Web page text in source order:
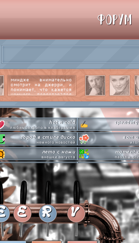
миндже внимательно
смотрит на джерри, и
понимает, что кажется
немного перестарался
далее
hot n cold
любимое фото в клабграмме
город в стиле диско
немного новостей
вот
лето с нами
внешки августа
moment
паззлы
pen-pineapple-apple-pen!
шлакоблокунь заказывали?
сделай это
everyone's a star
покупаем звезды
time goes by
private emotion
с днем эмоций #4
hot
летняя
E R V
ФОРУМ